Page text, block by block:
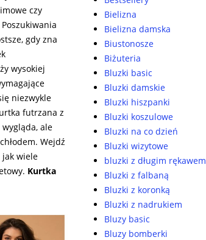
czy
gdy zna
wysokiej
niezwykle
futrzana z
ale
Wejdź
jak wiele
Kurtka
Bielizna
Bielizna damska
Biustonosze
Biżuteria
Bluzki basic
Bluzki damskie
Bluzki hiszpanki
Bluzki koszulowe
Bluzki na co dzień
Bluzki wizytowe
bluzki z długim rękawem
Bluzki z falbaną
Bluzki z koronką
Bluzki z nadrukiem
Bluzy basic
Bluzy bomberki